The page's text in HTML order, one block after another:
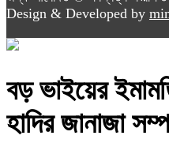
Design & Developed by
বড় ভাইয়ের
হাদির জানাজা